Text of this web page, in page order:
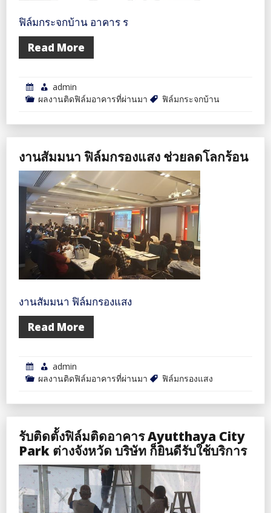
ฟิล์มกระจกบ้าน อาคาร ร
Read More
admin
ผลงานติดฟิล์มอาคารที่ผ่านมา
ฟิล์มกระจกบ้าน
งานสัมมนา ฟิล์มกรองแสง ช่วยลดโลกร้อน
งานสัมมนา ฟิล์มกรองแสง
Read More
admin
ผลงานติดฟิล์มอาคารที่ผ่านมา
ฟิล์มกรองแสง
รับติดตั้งฟิล์มติดอาคาร Ayutthaya City
Park ต่างจังหวัด บริษัท ก็ยินดีรับใช้บริการ